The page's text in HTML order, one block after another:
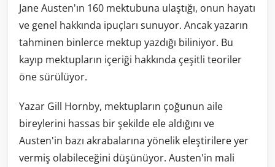
Jane Austen'ın 160 mektubuna ulaştığı, onun hayatı
ve genel hakkında ipuçları sunuyor. Ancak yazarın
tahminen binlerce mektup yazdığı biliniyor. Bu
kayıp mektupların içeriği hakkında çeşitli teoriler
öne sürülüyor.
Yazar Gill Hornby, mektupların çoğunun aile
bireylerini hassas bir şekilde ele aldığını ve
Austen'in bazı akrabalarına yönelik eleştirilere yer
vermiş olabileceğini düşünüyor. Austen'in mali